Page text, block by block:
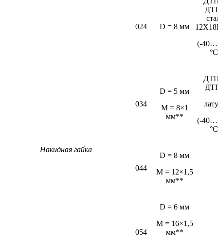
024 D = 8 мм
(-
Накидная гайка
034
D = 5 мм
М = 8×1
мм**
(-
044
D = 8 мм
M = 12×1,5
мм**
054
D = 6 мм
М = 16×1,5
мм**